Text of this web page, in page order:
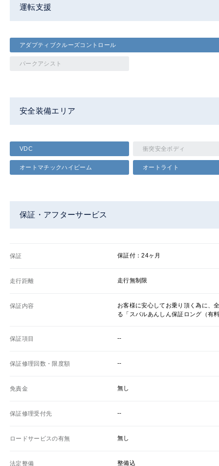
運転支援
アダプティブクルーズコントロール
パークアシスト
安全装備エリア
VDC 衝突安全ボディ
オートマチックハイビーム オートライト
保証・アフターサービス
保証 保証付：24ヶ月
走行距離 走行無制限
保証内容
お客様に安心してお乗り頂く為に、
る「スバルあんしん保証ロング（有
保証項目 --
保証修理回数・限度額 --
免責金 無し
保証修理受付先 --
ロードサービスの有無 無し
法定整備 整備込